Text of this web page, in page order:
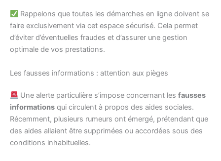
Rappelons que toutes les démarches en ligne doivent se
faire exclusivement via cet espace sécurisé. Cela permet
d’éviter d’éventuelles fraudes et d’assurer une gestion
optimale de vos prestations.
Les fausses informations : attention aux pièges
Une alerte particulière s’impose concernant les fausses
informations qui circulent à propos des aides sociales.
Récemment, plusieurs rumeurs ont émergé, prétendant que
des aides allaient être supprimées ou accordées sous des
conditions inhabituelles.